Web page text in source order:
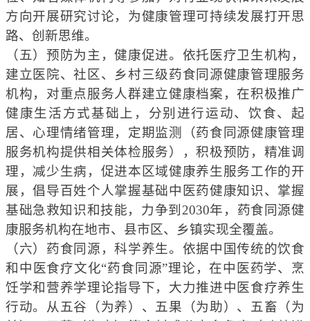
方向开展研究讨论，为健康管理可持续发展打开思
路、创新思维。
（五）预防为主，健康促进。 依托医疗卫生机构，
建立医院、社区、乡村三级药食同源健康管理服务
机构， 对重点服务人群建立健康档案， 在积极推广
健康生活方式基础上 ， 分别进行运动、饮食、起
居、心理情绪管理，定期监测（药食同源健康管理
服务机构提供相关体检服务），积极预防，精准调
理，减少生病，促进本 区域健康养生服务工作的开
展 ，倡导百姓个人掌握基础中医药健康知识、掌握
基础急救知识和技能，力争到2030年，药食同源健
康服务机构在地市、县市区、乡镇实现全覆盖。
（六）药食同源，科学养生。 依据中 国传统的饮食
和中医食疗文化“药食同源”理论，在中医药学、烹
饪学和营养学理论指导下， 大力推进中医食疗养生
行动。 从五谷（为养）、五果（为助）、五畜（为